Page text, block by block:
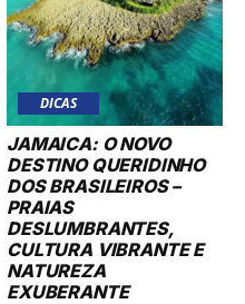
DICAS
JAMAICA: O NOVO
DESTINO QUERIDINHO
DOS BRASILEIROS –
PRAIAS
DESLUMBRANTES,
CULTURA VIBRANTE E
NATUREZA
EXUBERANTE